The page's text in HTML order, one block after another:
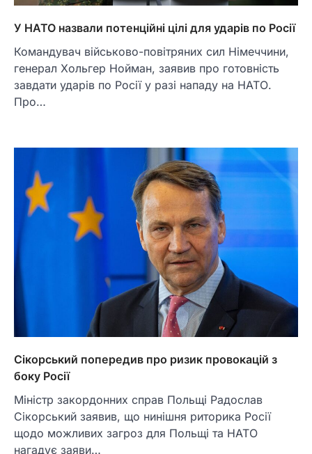
У НАТО назвали потенційні цілі для ударів по Росії
Командувач військово-повітряних сил Німеччини,
генерал Хольгер Нойман, заявив про готовність
завдати ударів по Росії у разі нападу на НАТО.
Про…
Сікорський попередив про ризик провокацій з
боку Росії
Міністр закордонних справ Польщі Радослав
Сікорський заявив, що нинішня риторика Росії
щодо можливих загроз для Польщі та НАТО
нагадує заяви…